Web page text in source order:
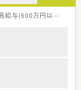
防止システムなど従業
テムを導入し、安心
給与(600万円以上)